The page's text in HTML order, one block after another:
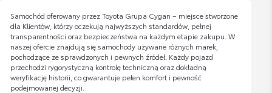
Samochód oferowany przez Toyota Grupa Cygan – miejsce stworzone
dla Klientów, którzy oczekują najwyższych standardów, pełnej
transparentności oraz bezpieczeństwa na każdym etapie zakupu. W
naszej ofercie znajdują się samochody używane różnych marek,
pochodzące ze sprawdzonych i pewnych źródeł. Każdy pojazd
przechodzi rygorystyczną kontrolę techniczną oraz dokładną
weryfikację historii, co gwarantuje pełen komfort i pewność
podejmowanej decyzji.